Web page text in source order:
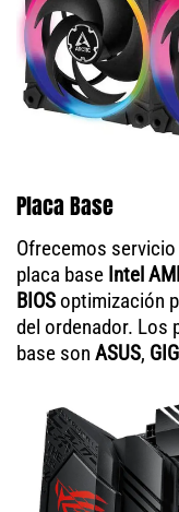
Placa Base
Ofrecemos
placa base Intel
BIOSoptimización
del ordenador. Los
base son ASUS,